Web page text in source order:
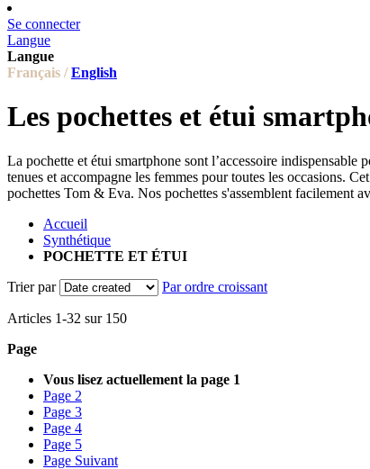
Se connecter
Langue
Langue
Français / English
Les pochettes et étui
La pochette et étui smartphone sont l’accessoire indispensable
tenues et accompagne les femmes pour toutes les occasions.
pochettes Tom & Eva. Nos pochettes s'assemblent facilement
Accueil
Synthétique
POCHETTE ET ÉTUI
Trier par
Par ordre croissant
Articles 1-32 sur 150
Page
Vous lisez actuellement la page 1
Page 2
Page 3
Page 4
Page 5
Page Suivant